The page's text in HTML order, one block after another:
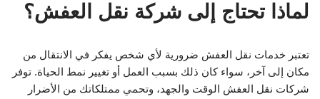
لماذا تحتاج إلى شركة نقل العفش؟
تعتبر خدمات نقل العفش ضرورية لأي شخص يفكر في الانتقال من
مكان إلى آخر، سواء كان ذلك بسبب العمل أو تغيير نمط الحياة. توفر
شركات نقل العفش الوقت والجهد، وتحمي ممتلكاتك من الأضرار